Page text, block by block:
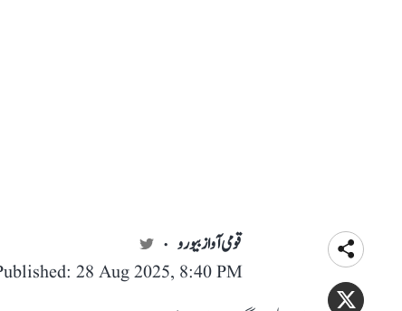
قومی آواز بیورو
Published: 28 Aug 2025, 8:40